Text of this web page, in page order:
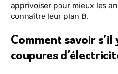
apprivoiser pour mieux les
connaître leur plan B.
Comment savoir s’il
coupures